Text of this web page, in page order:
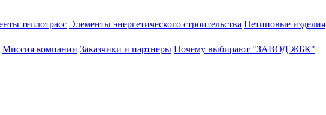
теплотрасс Элементы энергетического строительства Нетиповые изделия
Миссия компании Заказчики и партнеры Почему выбирают "ЗАВОД ЖБК"